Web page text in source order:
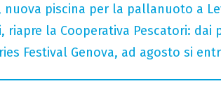
nuova piscina per la pallanuoto a
riapre la Cooperativa Pescatori:
Festival Genova, ad agosto si